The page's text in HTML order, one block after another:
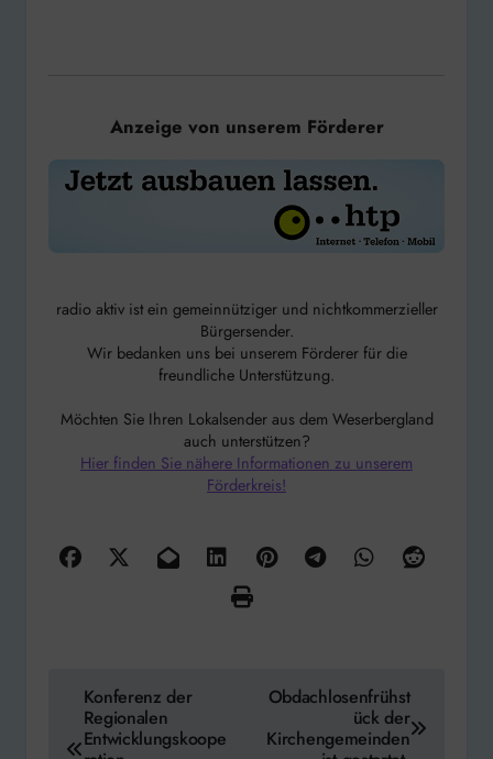
Anzeige von unserem Förderer
radio aktiv ist ein gemeinnütziger und nichtkommerzieller
Bürgersender.
Wir bedanken uns bei unserem Förderer für die
freundliche Unterstützung.
Möchten Sie Ihren Lokalsender aus dem Weserbergland
auch unterstützen?
Hier finden Sie nähere Informationen zu unserem
Förderkreis!
Beitragsnavigation
Konferenz der
Regionalen
Entwicklungskoope
Obdachlosenfrühst
ück der
Kirchengemeinden